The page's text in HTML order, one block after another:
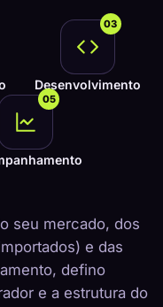
03
Desenvolvimento
05
seu mercado, dos
e das
defino
e a estrutura do